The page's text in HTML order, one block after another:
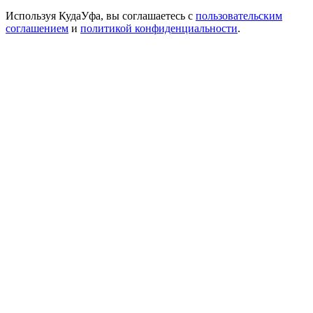
Используя КудаУфа, вы соглашаетесь с пользовательским
соглашением и политикой конфиденциальности.